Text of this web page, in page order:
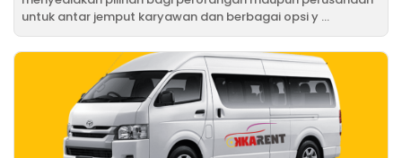
untuk antar jemput karyawan dan berbagai opsi y ...